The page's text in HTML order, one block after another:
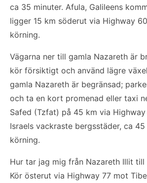
ca 35 minuter. Afula, Galileens
ligger 15 km söderut via Highway
körning.
Vägarna ner till gamla Nazareth är
kör försiktigt och använd lägre
gamla Nazareth är begränsad;
och ta en kort promenad eller taxi
Safed (Tzfat) på 45 km via
Israels vackraste bergsstäder, ca
körning.
Hur tar jag mig från Nazareth Illit till
Kör österut via Highway 77 mot